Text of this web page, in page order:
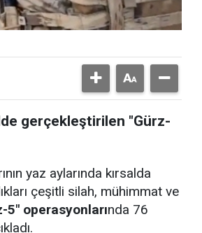
gerçekleştirilen "Gürz-
yaz aylarında kırsalda
çeşitli silah, mühimmat ve
5" operasyonlarında 76